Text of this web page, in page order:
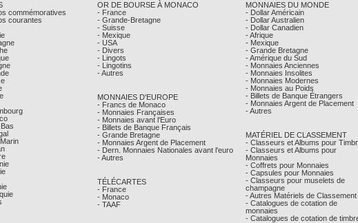
commémoratives
courantes
OR DE BOURSE À MONACO
- France
- Grande-Bretagne
- Suisse
- Mexique
- USA
- Divers
- Lingots
- Lingotins
- Autres
MONNAIES D'EUROPE
- Francs de Monaco
- Monnaies Françaises
- Monnaies avant l'Euro
- Billets de Banque Français
- Grande Bretagne
- Monnaies Argent de Placement
- Dern. Monnaies Nationales avant l'euro
- Autres
TÉLÉCARTES
- France
- Monaco
- TAAF
MONNAIES DU MONDE
- Dollar Américain
- Dollar Australien
- Dollar Canadien
- Afrique
- Mexique
- Grande Bretagne
- Amérique du Sud
- Monnaies Anciennes
- Monnaies Insolites
- Monnaies Modernes
- Monnaies au Poids
- Billets de Banque Étrangers
- Monnaies Argent de Placement
- Autres
MATÉRIEL DE CLASSEMENT
- Classeurs et Albums pour
- Classeurs et Albums pour
Monnaies
- Coffrets pour Monnaies
- Capsules pour Monnaies
- Classeurs pour muselets de
champagne
- Autres Matériels de Classement
- Catalogues de cotation de
monnaies
- Catalogues de cotation de